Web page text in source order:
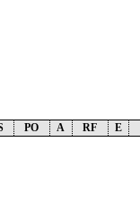
PO A RF E